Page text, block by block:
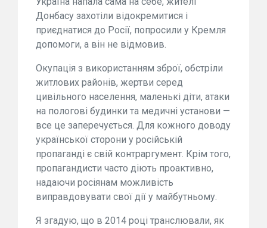
Донбасу захотіли відокремитися і
приєднатися до Росії, попросили у Кремля
допомоги, а він не відмовив.
Окупація з використанням зброї, обстріли
житлових районів, жертви серед
цивільного населення, маленькі діти, атаки
на пологові будинки та медичні установи —
все це заперечується. Для кожного доводу
української сторони у російській
пропаганді є свій контраргумент. Крім того,
пропагандисти часто діють проактивно,
надаючи росіянам можливість
виправдовувати свої дії у майбутньому.
Я згадую, що в 2014 році транслювали, як